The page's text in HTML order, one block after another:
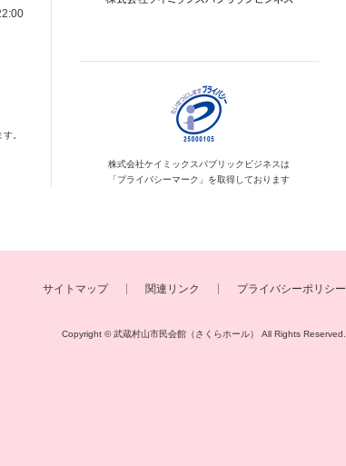
。
株式会社ケイミックス パブリックビジネスは
「プライバシーマーク」を取得しております
サイトマップ 関連リンク プライバシーポリシー
Copyright © 武蔵村山市民会館（さくらホール） All Rights Reserved.